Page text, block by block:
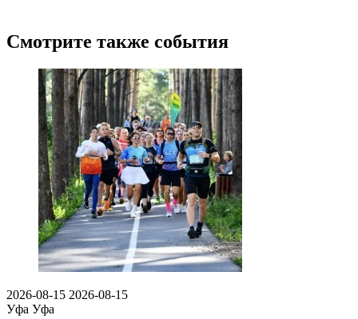
Смотрите также события
2026-08-15 2026-08-15
Уфа Уфа